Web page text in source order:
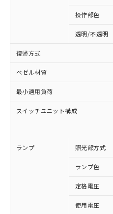
操作部色
透明/不透明
復帰方式
ベゼル材質
最小適用負荷
スイッチユニット構成
ランプ 照光部方式
ランプ色
定格電圧
使用電圧